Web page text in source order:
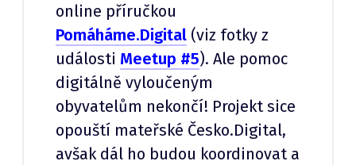
online příručkou
Pomáháme.Digital (viz fotky z
události Meetup #5). Ale pomoc
digitálně vyloučeným
obyvatelům nekončí! Projekt sice
opouští mateřské Česko.Digital,
avšak dál ho budou koordinovat a